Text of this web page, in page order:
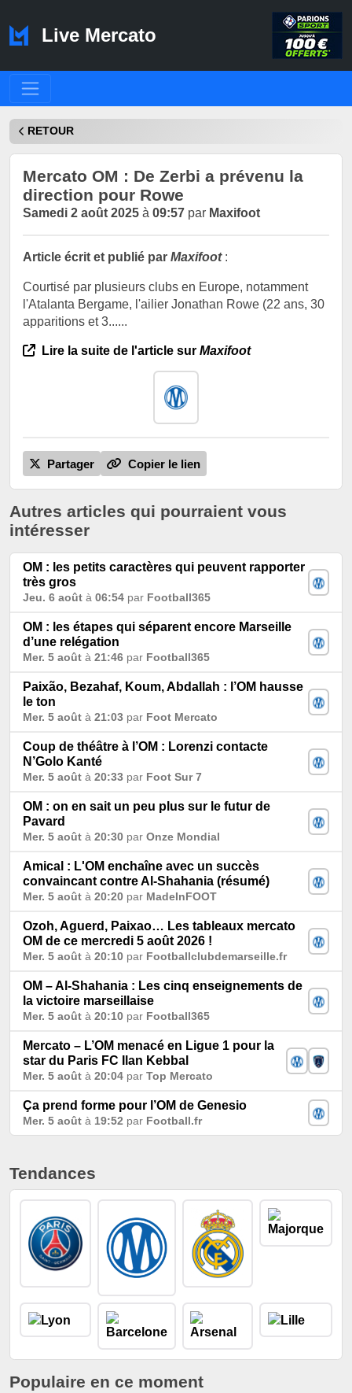
Live Mercato
RETOUR
Mercato OM : De Zerbi a prévenu la
direction pour Rowe
Samedi 2 août 2025 à 09:57 par Maxifoot
Article écrit et publié par Maxifoot:
Courtisé par plusieurs clubs en Europe, notamment
l'Atalanta Bergame, l'ailier Jonathan Rowe (22 ans, 30
apparitions et 3......
Lire la suite de l'article sur Maxifoot
Partager Copier le lien
Autres articles qui pourraient vous
intéresser
OM : les petits caractères qui peuvent rapporter
très gros
Jeu. 6 août à 06:54 par Football365
OM : les étapes qui séparent encore Marseille
d’une relégation
Mer. 5 août à 21:46 par Football365
Paixão, Bezahaf, Koum, Abdallah : l’OM hausse
le ton
Mer. 5 août à 21:03 par Foot Mercato
Coup de théâtre à l’OM : Lorenzi contacte
N’Golo Kanté
Mer. 5 août à 20:33 par Foot Sur 7
OM : on en sait un peu plus sur le futur de
Pavard
Mer. 5 août à 20:30 par Onze Mondial
Amical : L'OM enchaîne avec un succès
convaincant contre Al-Shahania (résumé)
Mer. 5 août à 20:20 par MadeInFOOT
Ozoh, Aguerd, Paixao… Les tableaux mercato
OM de ce mercredi 5 août 2026 !
Mer. 5 août à 20:10 par Footballclubdemarseille.fr
OM – Al-Shahania : Les cinq enseignements de
la victoire marseillaise
Mer. 5 août à 20:10 par Football365
Mercato – L’OM menacé en Ligue 1 pour la
star du Paris FC Ilan Kebbal
Mer. 5 août à 20:04 par Top Mercato
Ça prend forme pour l’OM de Genesio
Mer. 5 août à 19:52 par Football.fr
Tendances
Populaire en ce moment